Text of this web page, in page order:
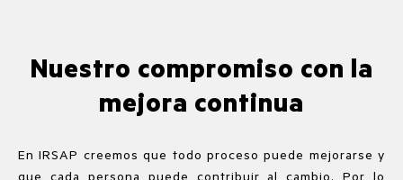
Nuestro compromiso con la
mejora continua
En IRSAP creemos que todo proceso puede mejorarse y
que cada persona puede contribuir al cambio. Por lo